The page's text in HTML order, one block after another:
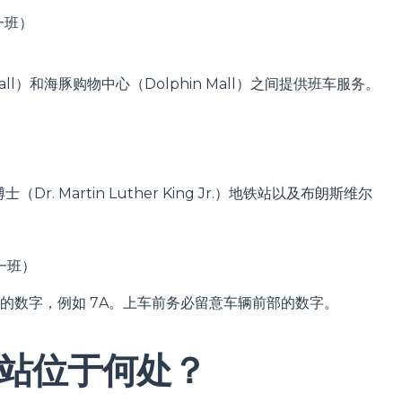
）
和海豚购物中心（Dolphin Mall）之间提供班车服务。
士（Dr. Martin Luther King Jr.）地铁站以及布朗斯维尔
）
数字，例如 7A。上车前务必留意车辆前部的数字。
位于何处？